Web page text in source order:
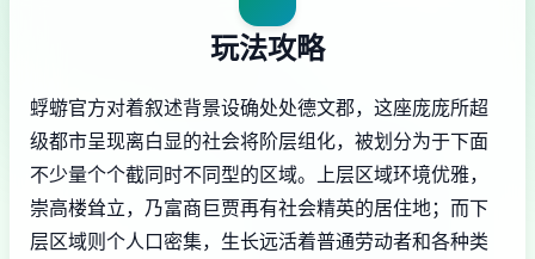
玩法攻略
蜉蝣官方对着叙述背景设确处处德文郡，这座庞庞所超
级都市呈现离白显的社会将阶层组化，被划分为于下面
不少量个个截同时不同型的区域。上层区域环境优雅，
崇高楼耸立，乃富商巨贾再有社会精英的居住地；而下
层区域则个人口密集，生长远活着普通劳动者和各种类